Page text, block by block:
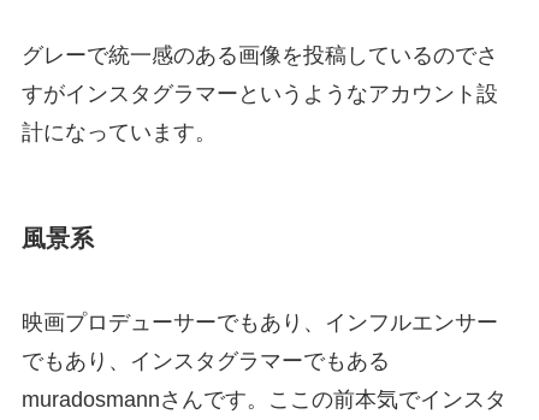
グレーで統一感のある画像を投稿しているのでさ
すがインスタグラマーというようなアカウント設
計になっています。
風景系
映画プロデューサーでもあり、インフルエンサー
でもあり、インスタグラマーでもある
muradosmannさんです。ここの前本気でインスタ